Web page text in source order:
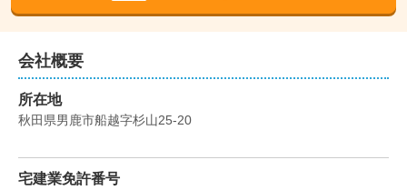
階数:2階 築年数:49年
建物面積:
300万円
会社概要
所在地
秋田県男鹿市船越字杉山25-20
宅建業免許番号